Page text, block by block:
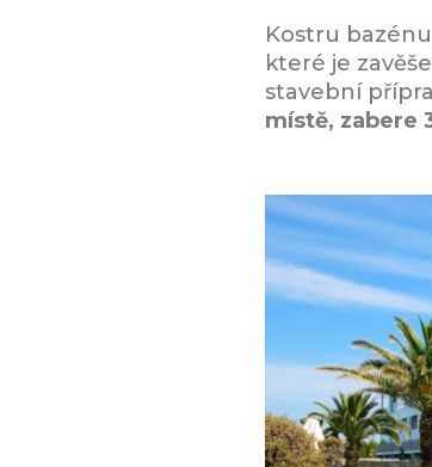
Kostru
které je
stavební
místě, zabere